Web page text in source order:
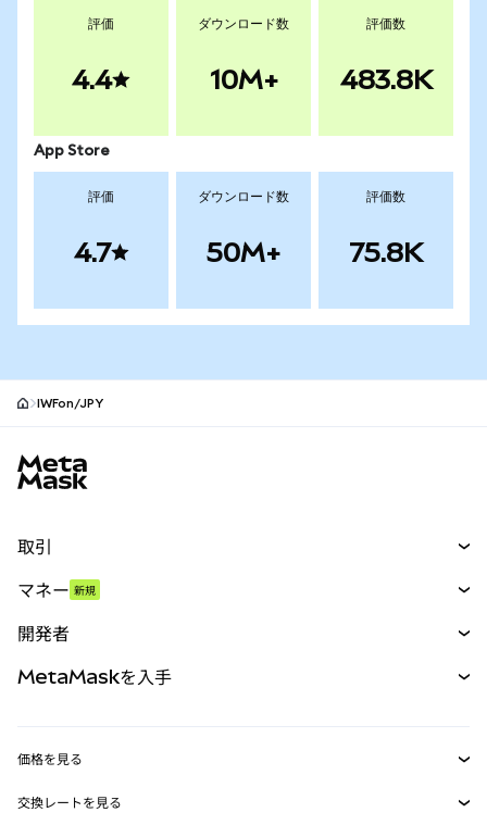
評価
4.4
ダウンロード数
10M+
評価数
483.8K
App Store
評価
4.7
ダウンロード数
50M+
評価数
75.8K
IWFon/JPY
取引
パーペチュアル
RWA
マネー 新規
開発者
MetaMask Connect
MetaMaskを入手
価格を見る
イーサリアムの価格
交換レートを見る